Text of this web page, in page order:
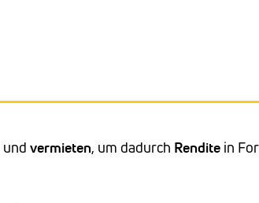
und vermieten, um dadurch Rendite in